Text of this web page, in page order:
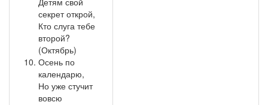
секрет открой,
Кто слуга тебе
второй?
(Октябрь)
Осень по
календарю,
Но уже стучит
вовсю